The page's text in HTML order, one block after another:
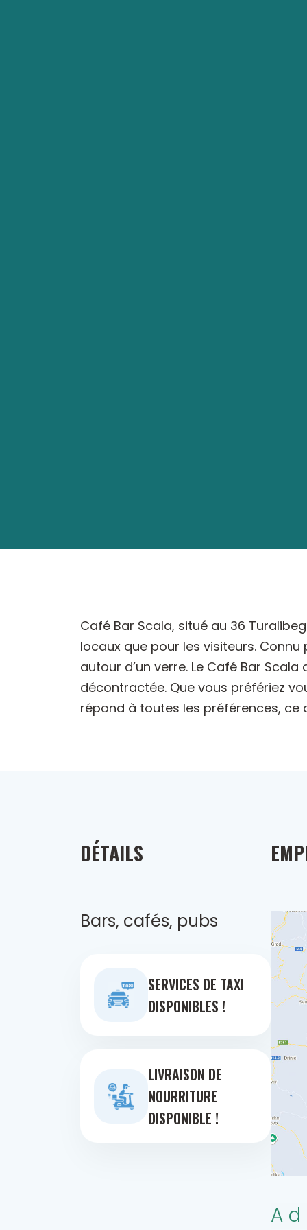
Café Bar Scala, situé au 36
locaux que pour les visiteurs.
autour d’un verre. Le Café Bar
décontractée. Que vous préfériez
répond à toutes les préférences, ce
DÉTAILS
Bars, cafés, pubs
SERVICES DE TAXI
DISPONIBLES !
LIVRAISON DE
NOURRITURE
DISPONIBLE !